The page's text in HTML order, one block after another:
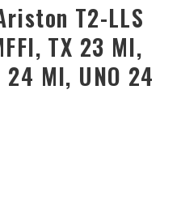
TX 23 MI,
24 MI, UNO 24